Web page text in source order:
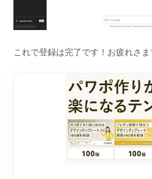
これで登録は完了です！お疲れさま